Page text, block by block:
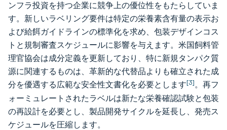
ンフラ投資を持つ企業に競争上の優位性をもたらしていま
す。新しいラベリング要件は特定の栄養素含有量の表示お
よび給餌ガイドラインの標準化を求め、包装デザインコス
トと規制審査スケジュールに影響を与えます。米国飼料管
理官協会は成分定義を更新しており、特に新規タンパク質
源に関連するものは、革新的な代替品よりも確立された成
分を優遇する広範な安全性文書化を必要とします[3]。再フ
ォーミュレートされたラベルは新たな栄養確認試験と包装
の再設計を必要とし、製品開発サイクルを延長し、発売ス
ケジュールを圧縮します。